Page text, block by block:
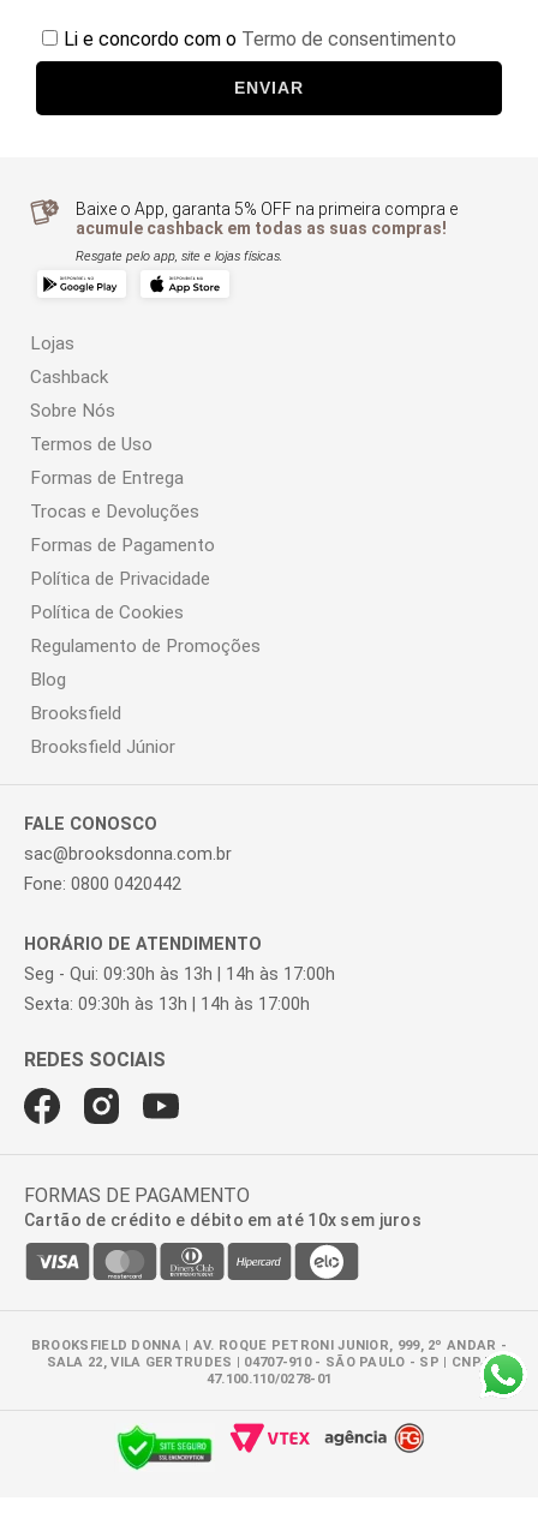
Li e concordo com o Termo de consentimento
ENVIAR
Baixe o App, garanta 5% OFF na primeira compra e
acumule cashback em todas as suas compras!
Resgate pelo app, site e lojas físicas.
Lojas
Cashback
Sobre Nós
Termos de Uso
Formas de Entrega
Trocas e Devoluções
Formas de Pagamento
Política de Privacidade
Política de Cookies
Regulamento de Promoções
Blog
Brooksfield
Brooksfield Júnior
FALE CONOSCO
sac@brooksdonna.com.br
Fone: 0800 0420442
HORÁRIO DE ATENDIMENTO
Seg - Qui: 09:30h às 13h | 14h às 17:00h
Sexta: 09:30h às 13h | 14h às 17:00h
FORMAS DE PAGAMENTO
Cartão de crédito e débito em até 10x sem juros
BROOKSFIELD DONNA | AV. ROQUE PETRONI JUNIOR, 999, 2º ANDAR -
SALA 22, VILA GERTRUDES | 04707-910 - SÃO PAULO - SP | CNPJ:
47.100.110/0278-01